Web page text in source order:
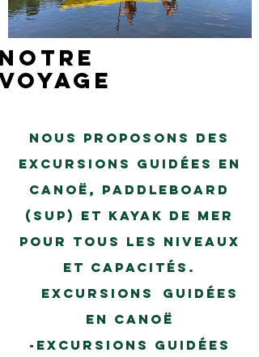
Nous proposons des
excursions guidées en
canoë, paddleboard
(sup) et kayak de mer
pour tous les niveaux
et capacités.
excursions
guidées
en canoë
-excursions guidées